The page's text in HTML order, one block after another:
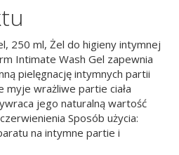
250 ml, Żel do higieny intymnej
Intimate Wash Gel zapewnia
pielęgnację intymnych partii
myje wrażliwe partie ciała
jego naturalną wartość
Sposób użycia:
na intymne partie i